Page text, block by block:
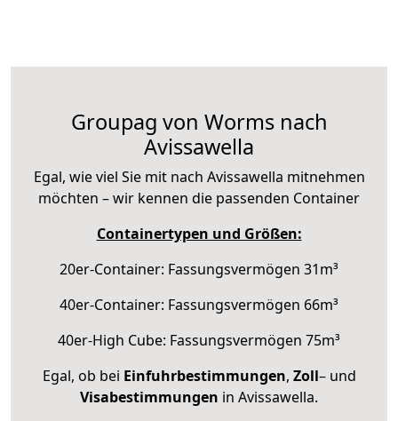
Groupag von Worms nach
Avissawella
Egal, wie viel Sie mit nach Avissawella mitnehmen
möchten – wir kennen die passenden Container
Containertypen und Größen:
20er-Container: Fassungsvermögen 31m³
40er-Container: Fassungsvermögen 66m³
40er-High Cube: Fassungsvermögen 75m³
Egal, ob bei Einfuhrbestimmungen, Zoll– und
Visabestimmungen in Avissawella.